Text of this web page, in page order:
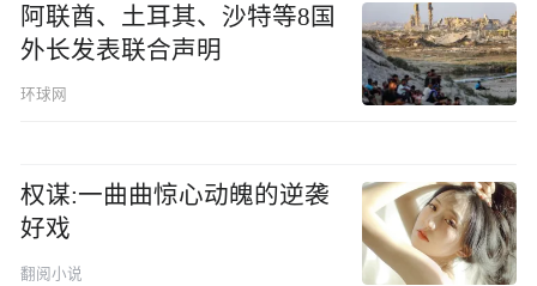
阿联酋、土耳其、沙特等8国
外长发表联合声明
环球网
权谋:一曲曲惊心动魄的逆袭
好戏
翻阅小说